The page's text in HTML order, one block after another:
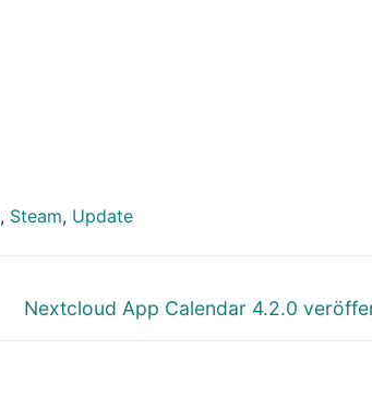
, Steam, Update
Nächster
Nextcloud App Calendar 4.2.0